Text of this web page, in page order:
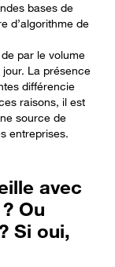
bases de
d’algorithme de
par le volume
La présence
différencie
raisons, il est
source de
entreprises.
avec
Ou
Si oui,